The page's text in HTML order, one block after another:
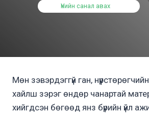
Үнийн санал авах
Мөн зэвэрдэггүй ган,
хайлш зэрэг өндөр чанартай
хийгдсэн бөгөөд янз бүрийн үйл